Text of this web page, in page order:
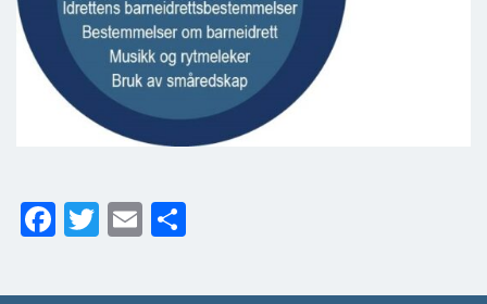
Facebook
Twitter
Email